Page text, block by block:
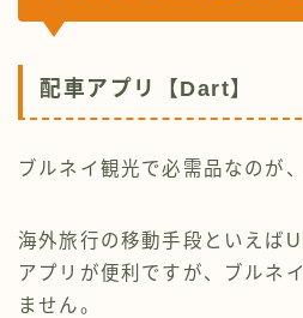
配車アプリ【Dart】
ブルネイ観光で必需品なのが、
海外旅行の移動手段といえば
アプリが便利ですが、ブルネ
ません。